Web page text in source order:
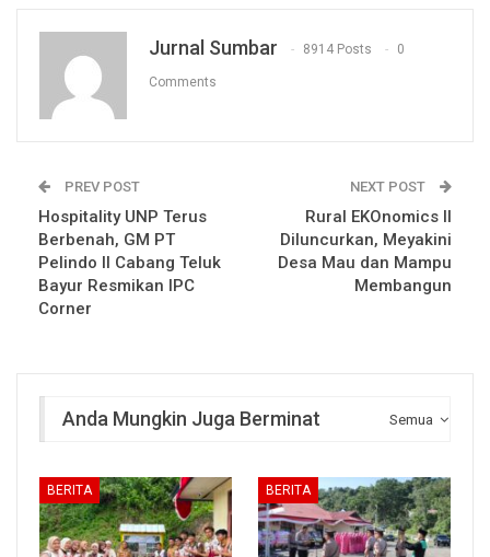
Jurnal Sumbar 8914 Posts 0
Comments
PREV POST
Hospitality UNP Terus
Berbenah, GM PT
Pelindo II Cabang Teluk
Bayur Resmikan IPC
Corner
NEXT POST
Rural EKOnomics II
Diluncurkan, Meyakini
Desa Mau dan Mampu
Membangun
Semua
Anda Mungkin Juga Berminat
BERITA BERITA